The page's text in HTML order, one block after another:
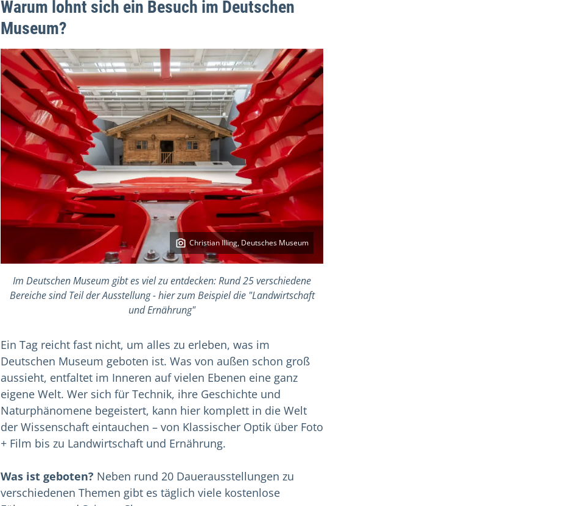
Warum lohnt sich ein Besuch im Deutschen
Museum?
Christian Illing, Deutsches Museum
Im Deutschen Museum gibt es viel zu entdecken: Rund 25 verschiedene
Bereiche sind Teil der Ausstellung - hier zum Beispiel die "Landwirtschaft
und Ernährung"
Ein Tag reicht fast nicht, um alles zu erleben, was im
Deutschen Museum geboten ist. Was von außen schon groß
aussieht, entfaltet im Inneren auf vielen Ebenen eine ganz
eigene Welt. Wer sich für Technik, ihre Geschichte und
Naturphänomene begeistert, kann hier komplett in die Welt
der Wissenschaft eintauchen – von Klassischer Optik über Foto
+ Film bis zu Landwirtschaft und Ernährung.
Was ist geboten? Neben rund 20 Dauerausstellungen zu
verschiedenen Themen gibt es täglich viele kostenlose